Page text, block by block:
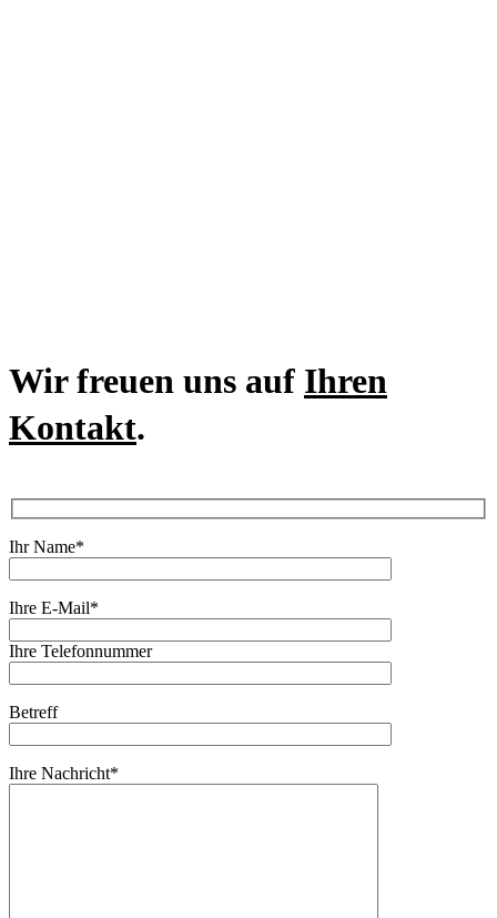
Wir freuen uns auf Ihren
Kontakt.
Ihr Name*
Ihre E-Mail*
Ihre Telefonnummer
Betreff
Ihre Nachricht*